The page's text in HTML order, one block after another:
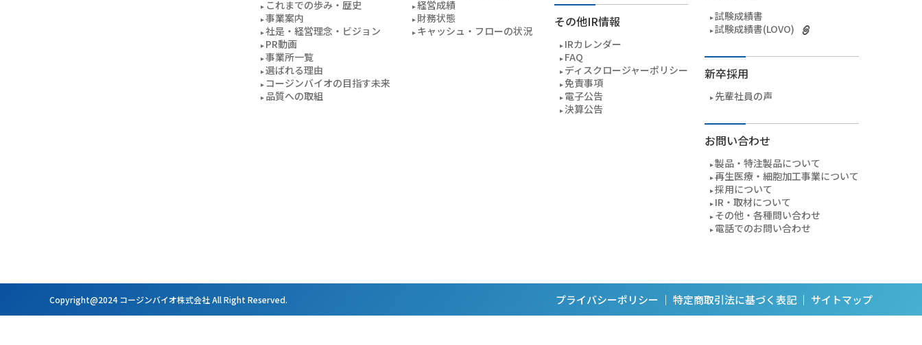
これまでの歩み・歴史
事業案内
社是・経営理念・ビジョン
PR動画
事業所一覧
選ばれる理由
コージンバイオの目指す未来
品質への取組
経営成績
財務状態
キャッシュ・フローの状況
その他IR情報
IRカレンダー
FAQ
ディスクロージャーポリシー
免責事項
電子公告
決算公告
試験成績書
試験成績書(LOVO)
新卒採用
先輩社員の声
お問い合わせ
製品・特注製品について
再生医療・細胞加工事業について
採用について
IR・取材について
その他・各種問い合わせ
電話でのお問い合わせ
Copyright@2024 コージンバイオ株式会社 All Right Reserved. プライバシーポリシー ｜ 特定商取引法に基づく表記｜ サイトマップ